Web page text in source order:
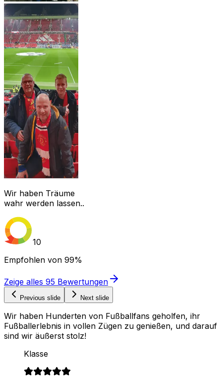
Wir haben Träume
wahr werden lassen..
10
Empfohlen von 99%
Zeige alles 95 Bewertungen
Previous slide Next slide
Wir haben Hunderten von Fußballfans geholfen, ihr
Fußballerlebnis in vollen Zügen zu genießen, und darauf
sind wir äußerst stolz!
Klasse